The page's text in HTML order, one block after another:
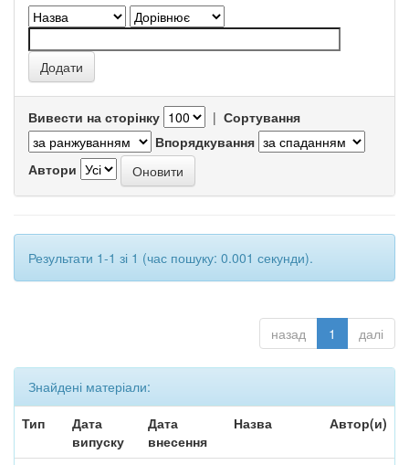
Вивести на сторінку | Сортування
Впорядкування
Автори
Результати 1-1 зі 1 (час пошуку: 0.001 секунди).
назад 1 далі
Знайдені матеріали:
Тип
Дата
випуску
Дата
внесення
Назва Автор(и)